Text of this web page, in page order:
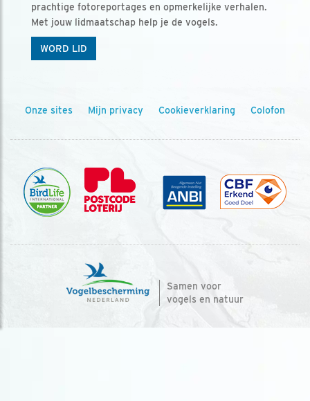
prachtige fotoreportages en opmerkelijke verhalen.
Met jouw lidmaatschap help je de vogels.
WORD LID
Onze sites Mijn privacy Cookieverklaring Colofon
Samen voor
vogels en natuur